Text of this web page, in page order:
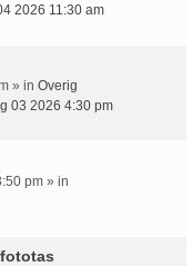
2026 11:30 am
» in Overig
03 2026 4:30 pm
pm » in